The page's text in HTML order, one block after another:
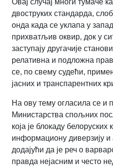
двоструких стандарда,
онда када се уклапа у
прихватљив оквир, док у
заступају другачије
релативна и подложна
се, по свему судећи,
јасних и транспарентних
На ову тему огласила се и
Министарства спољних
која је блокаду
информациону диверзију и
додајући да је реч о
правда нејасним и често